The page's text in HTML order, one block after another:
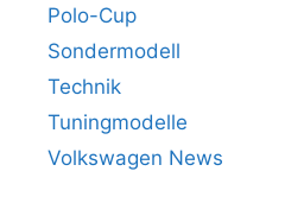
Polo-Cup
Sondermodell
Technik
Tuningmodelle
Volkswagen News